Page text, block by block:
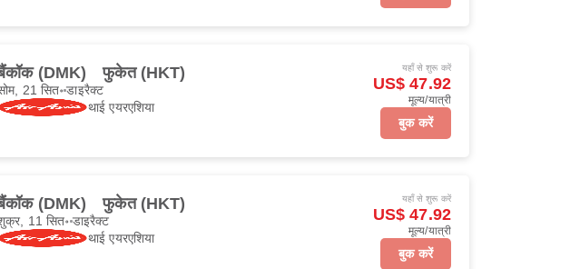
(DMK) फुकेत (HKT)
21 सित॰डाइरैक्ट
थाई एयरएशिया
यहाँ से शुरू करें
US$ 47.92
मूल्य/यात्री
बुक करें
(DMK) फुकेत (HKT)
11 सित॰ डाइरैक्ट
थाई एयरएशिया
यहाँ से शुरू करें
US$ 47.92
मूल्य/यात्री
बुक करें